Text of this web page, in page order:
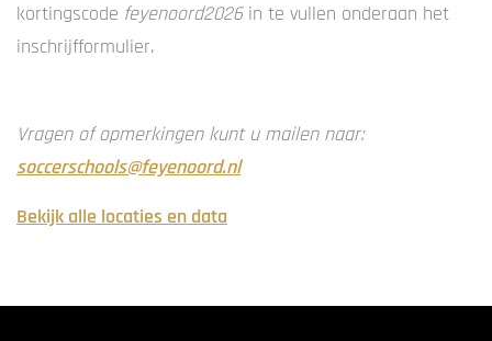
kortingscode feyenoord2026in te vullen onderaan het
inschrijfformulier.
Vragen of opmerkingen kunt u mailen naar:
soccerschools@feyenoord.nl
Bekijk alle locaties en data